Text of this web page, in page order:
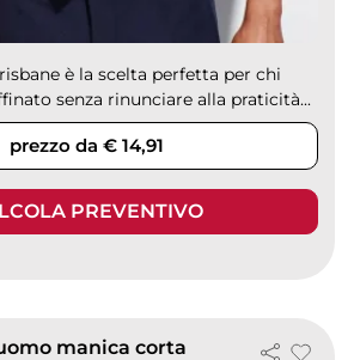
è la scelta perfetta per chi
senza rinunciare alla praticità...
prezzo da € 14,91
PREVENTIVO
manica corta